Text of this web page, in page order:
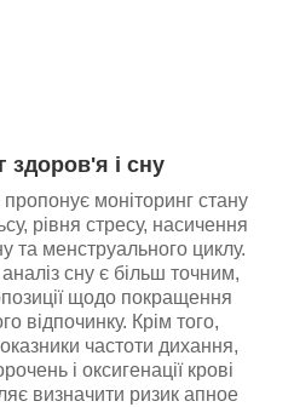
здоров'я і сну
моніторинг стану
рівня стресу, насичення
та менструального циклу.
сну є більш точним,
щодо покращення
відпочинку. Крім того,
частоти дихання,
і оксигенації крові
визначити ризик апное